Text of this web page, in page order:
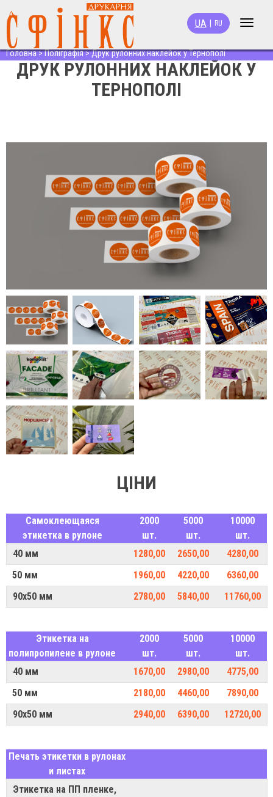
Toggle
UA RU
Головна>Поліграфія>Друк рулонних наклейок у Тернополі
ДРУК РУЛОННИХ НАКЛЕЙОК У
ТЕРНОПОЛІ
ЦІНИ
Самоклеющаяся
этикетка в рулоне
2000
шт.
5000
шт.
10000
шт.
40 мм
1280,00 2650,00
4280,00
50 мм
1960,00 4220,00
6360,00
90х50 мм
2780,00 5840,00 11760,00
Этикетка на
полипропилене в рулоне
2000
шт.
5000
шт.
10000
шт.
40 мм
1670,00 2980,00
4775,00
50 мм
2180,00 4460,00
7890,00
90х50 мм
2940,00 6390,00 12720,00
Печать этикетки в рулонах
и листах
Этикетка на ПП пленке,